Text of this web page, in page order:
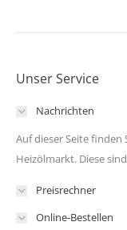
Unser Service
Nachrichten
Auf dieser Seite
Heizölmarkt. Diese
Preisrechner
Online-Bestellen